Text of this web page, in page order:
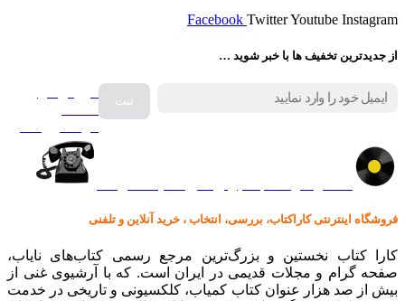
Facebook TwitterYoutube Instagram
از جدیدترین تخفیف ها با خبر شوید …
فروش انواع
فروشگاه اینترنتی کاراکتاب، بررسی، انتخاب ، خرید آنلاین و تلفنی
کارا کتاب نخستین و بزرگ‌ترین مرجع رسمی کتاب‌های نایاب،
صفحه گرام و مجلات قدیمی در ایران است. که با آرشیوی غنی از
بیش از صد هزار عنوان کتاب کمیاب، کلکسیونی و تاریخی در خدمت